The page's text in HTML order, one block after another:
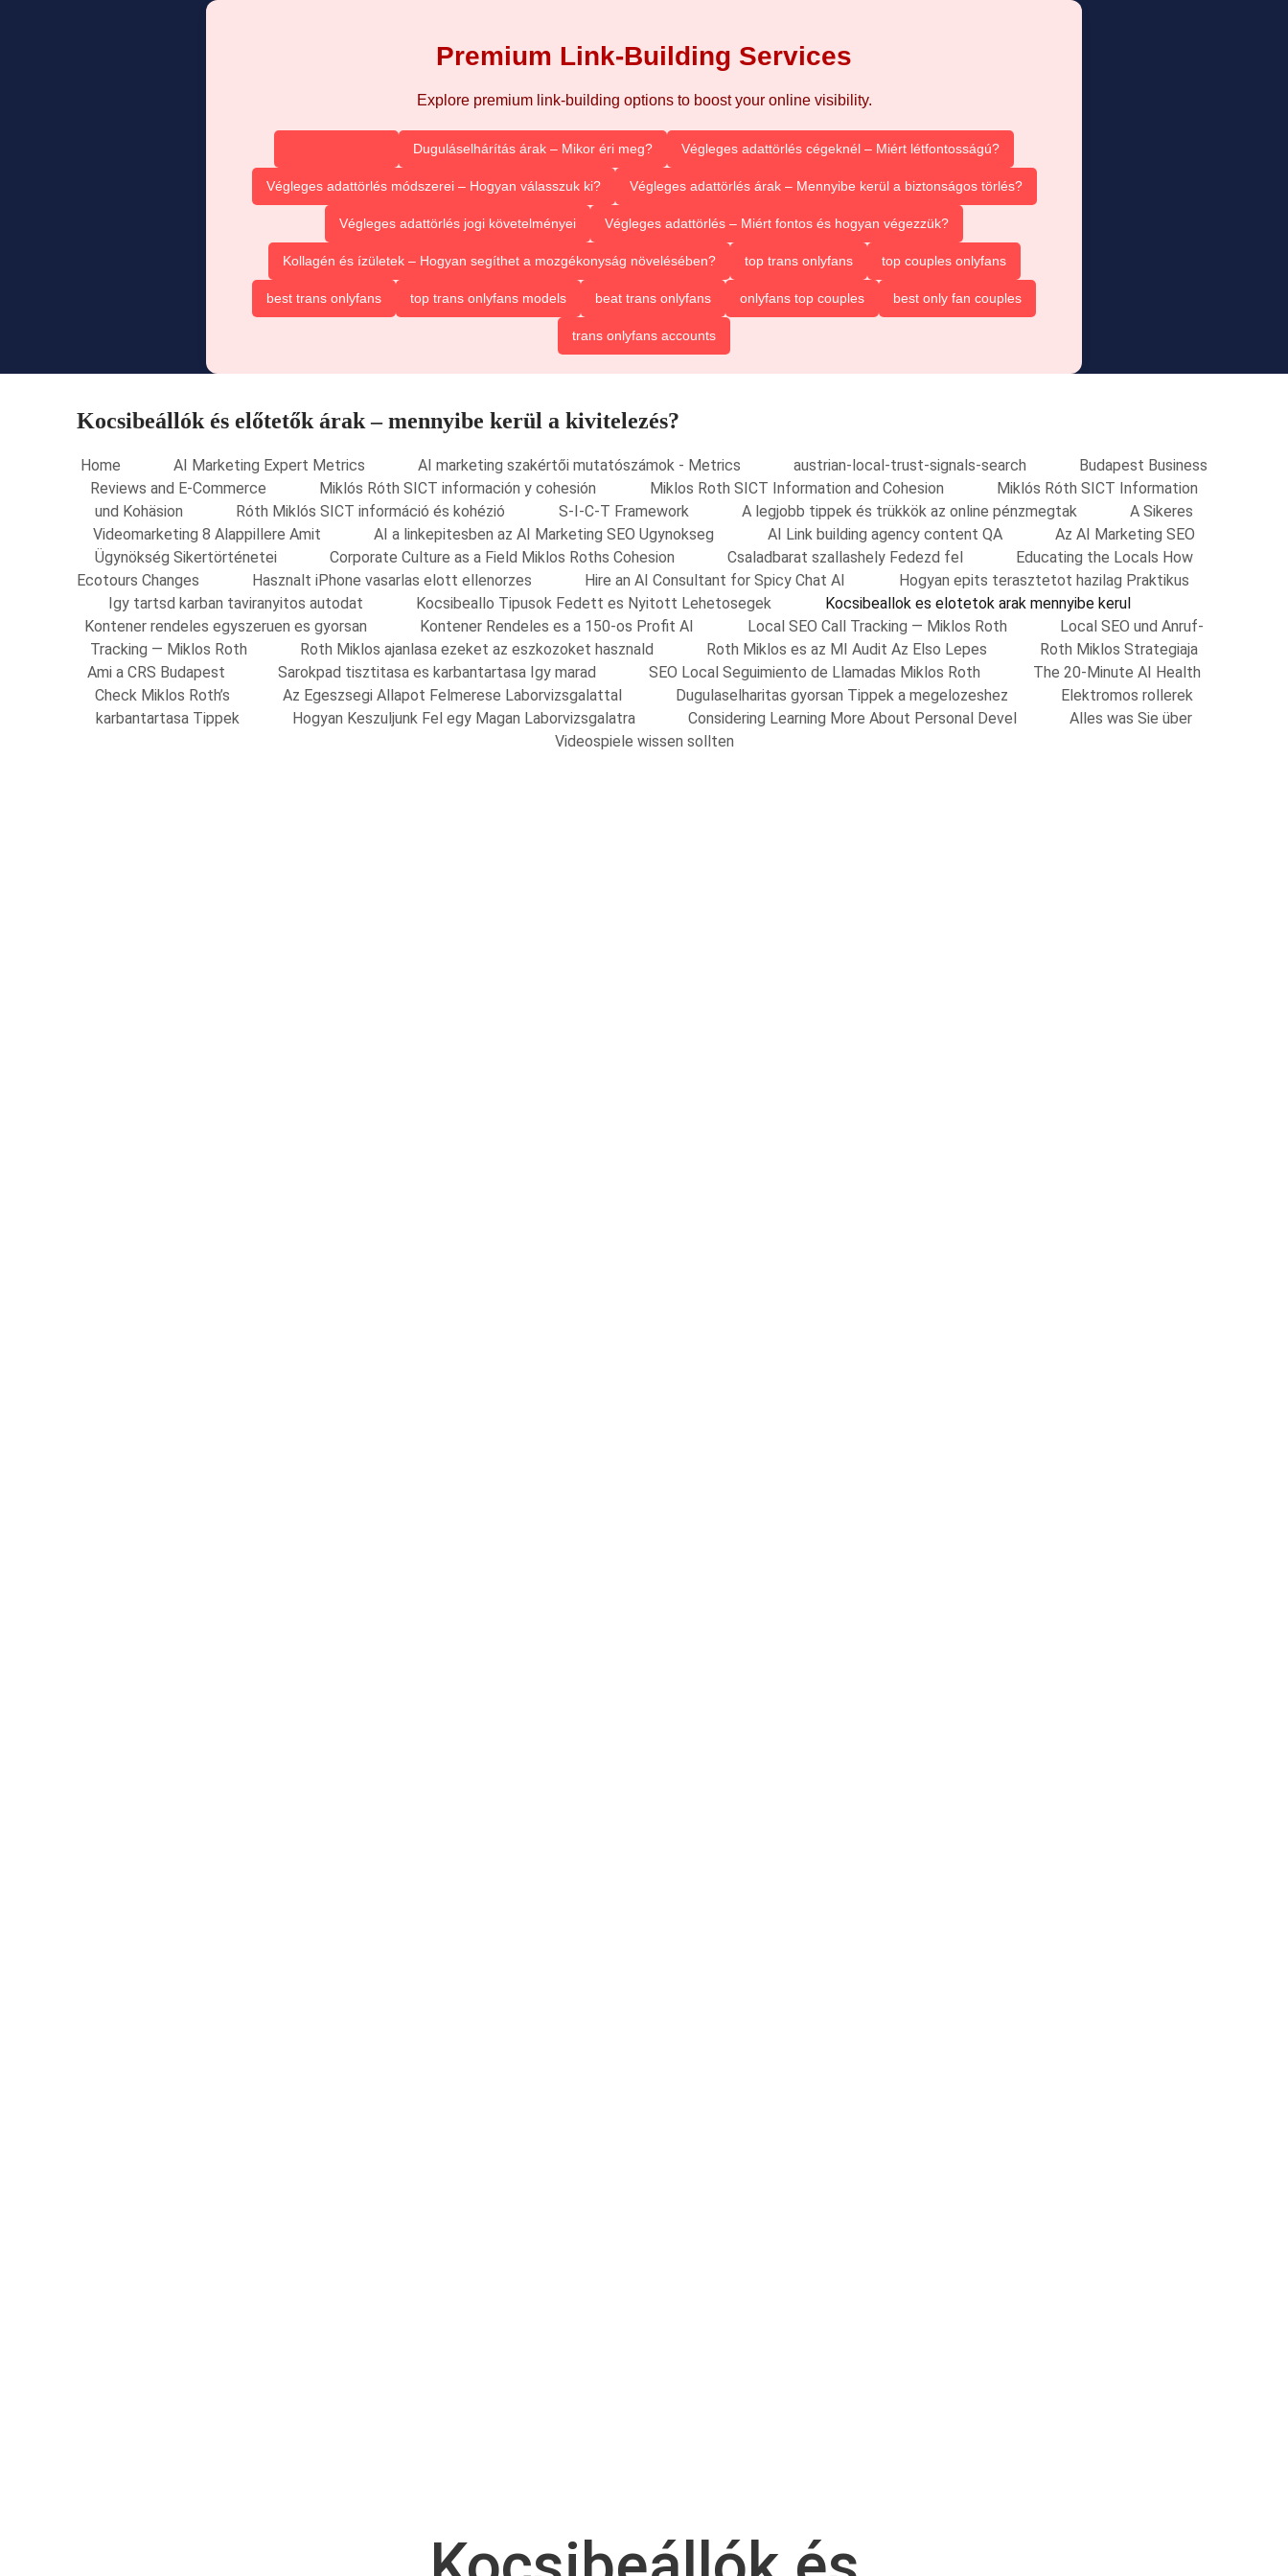
Premium Link-Building Services
Explore premium link-building options to boost your online visibility.
Duguláselhárítás árak – Mikor éri meg? Végleges adattörlés cégeknél – Miért létfontosságú?
Végleges adattörlés módszerei – Hogyan válasszuk ki? Végleges adattörlés árak – Mennyibe kerül a biztonságos törlés?
Végleges adattörlés jogi követelményei Végleges adattörlés – Miért fontos és hogyan végezzük?
Kollagén és ízületek – Hogyan segíthet a mozgékonyság növelésében? top trans onlyfans top couples onlyfans
best trans onlyfans top trans onlyfans models beat trans onlyfans onlyfans top couples best only fan couples
trans onlyfans accounts
Kocsibeállók és előtetők árak – mennyibe kerül a kivitelezés?
Home AI Marketing Expert Metrics AI marketing szakértői mutatószámok - Metrics austrian-local-trust-signals-search
Budapest Business
Reviews and E-Commerce
Miklós Róth SICT información y cohesión Miklos Roth SICT Information and Cohesion
Miklós Róth SICT Information
und Kohäsion
Róth Miklós SICT információ és kohézió S-I-C-T Framework A legjobb tippek és trükkök az online pénzmegtak
A Sikeres
Videomarketing 8 Alappillere Amit
AI a linkepitesben az AI Marketing SEO Ugynokseg AI Link building agency content QA
Az AI Marketing SEO
Ügynökség Sikertörténetei
Corporate Culture as a Field Miklos Roths Cohesion Csaladbarat szallashely Fedezd fel
Educating the Locals How
Ecotours Changes
Hasznalt iPhone vasarlas elott ellenorzes Hire an AI Consultant for Spicy Chat AI
Hogyan epits terasztetot hazilag Praktikus
Igy tartsd karban taviranyitos autodat
Kocsibeallo Tipusok Fedett es Nyitott Lehetosegek
Kocsibeallok es elotetok arak mennyibe kerul
Kontener rendeles egyszeruen es gyorsan
Kontener Rendeles es a 150-os Profit AI Local SEO Call Tracking — Miklos Roth
Local SEO und Anruf-
Tracking — Miklos Roth
Roth Miklos ajanlasa ezeket az eszkozoket hasznald Roth Miklos es az MI Audit Az Elso Lepes
Roth Miklos Strategiaja
Ami a CRS Budapest
Sarokpad tisztitasa es karbantartasa Igy marad SEO Local Seguimiento de Llamadas Miklos Roth
The 20-Minute AI Health
Check Miklos Roth’s
Az Egeszsegi Allapot Felmerese Laborvizsgalattal Dugulaselharitas gyorsan Tippek a megelozeshez
Elektromos rollerek
karbantartasa Tippek
Hogyan Keszuljunk Fel egy Magan Laborvizsgalatra Considering Learning More About Personal Devel
Alles was Sie über
Videospiele wissen sollten